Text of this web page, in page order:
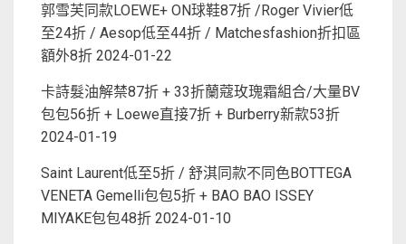
郭雪芙同款LOEWE+ ON球鞋87折 /Roger Vivier低
至24折 / Aesop低至44折 / Matchesfashion折扣區
額外8折 2024-01-22
卡詩髮油解禁87折 + 33折蘭蔻玫瑰霜組合/大量BV
包包56折 + Loewe直接7折 + Burberry新款53折
2024-01-19
Saint Laurent低至5折 / 舒淇同款不同色BOTTEGA
VENETA Gemelli包包5折 + BAO BAO ISSEY
MIYAKE包包48折 2024-01-10